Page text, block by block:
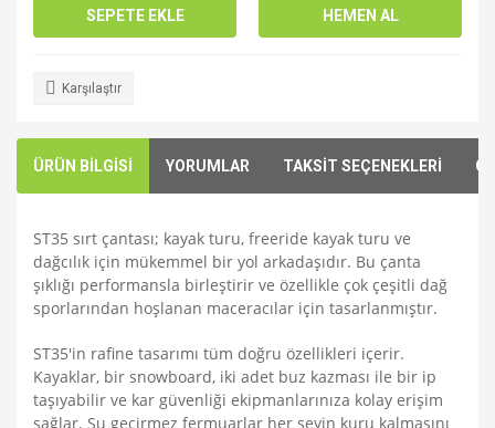
SEPETE EKLE HEMEN AL
Karşılaştır
ÜRÜN BİLGİSİ YORUMLAR TAKSİT SEÇENEKLERİ
ST35 sırt çantası; kayak turu, freeride kayak turu ve
dağcılık için mükemmel bir yol arkadaşıdır. Bu çanta
şıklığı performansla birleştirir ve özellikle çok çeşitli dağ
sporlarından hoşlanan maceracılar için tasarlanmıştır.
ST35'in rafine tasarımı tüm doğru özellikleri içerir.
Kayaklar, bir snowboard, iki adet buz kazması ile bir ip
taşıyabilir ve kar güvenliği ekipmanlarınıza kolay erişim
sağlar. Su geçirmez fermuarlar her şeyin kuru kalmasını